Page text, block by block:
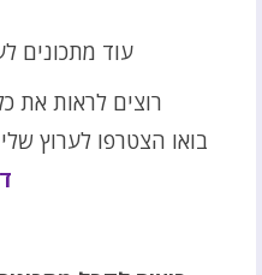
עוד מתכונים
רוצים לראות את
בואו הצטרפו לערוץ